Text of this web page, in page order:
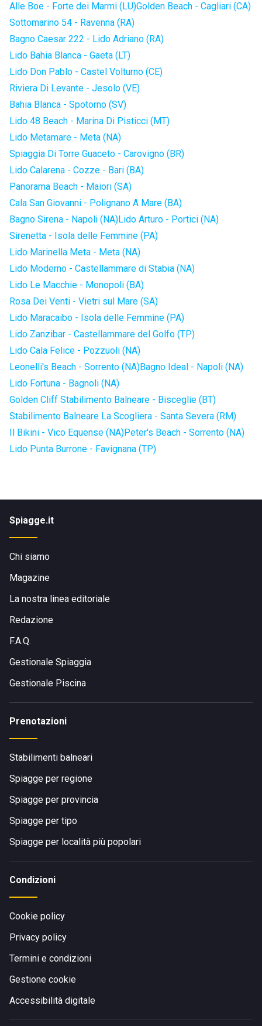
Alle Boe - Forte dei Marmi (LU)Golden Beach - Cagliari (CA)
Sottomarino 54 - Ravenna (RA)
Bagno Caesar 222 - Lido Adriano (RA)
Lido Bahia Blanca - Gaeta (LT)
Lido Don Pablo - Castel Volturno (CE)
Riviera Di Levante - Jesolo (VE)
Bahia Blanca - Spotorno (SV)
Lido 48 Beach - Marina Di Pisticci (MT)
Lido Metamare - Meta (NA)
Spiaggia Di Torre Guaceto - Carovigno (BR)
Lido Calarena - Cozze - Bari (BA)
Panorama Beach - Maiori (SA)
Cala San Giovanni - Polignano A Mare (BA)
Bagno Sirena - Napoli (NA)Lido Arturo - Portici (NA)
Sirenetta - Isola delle Femmine (PA)
Lido Marinella Meta - Meta (NA)
Lido Moderno - Castellammare di Stabia (NA)
Lido Le Macchie - Monopoli (BA)
Rosa Dei Venti - Vietri sul Mare (SA)
Lido Maracaibo - Isola delle Femmine (PA)
Lido Zanzibar - Castellammare del Golfo (TP)
Lido Cala Felice - Pozzuoli (NA)
Leonelli's Beach - Sorrento (NA)Bagno Ideal - Napoli (NA)
Lido Fortuna - Bagnoli (NA)
Golden Cliff Stabilimento Balneare - Bisceglie (BT)
Stabilimento Balneare La Scogliera - Santa Severa (RM)
Il Bikini - Vico Equense (NA)Peter's Beach - Sorrento (NA)
Lido Punta Burrone - Favignana (TP)
Spiagge.it
Chi siamo
Magazine
La nostra linea editoriale
Redazione
F.A.Q.
Gestionale Spiaggia
Gestionale Piscina
Prenotazioni
Stabilimenti balneari
Spiagge per regione
Spiagge per provincia
Spiagge per tipo
Spiagge per località più popolari
Condizioni
Cookie policy
Privacy policy
Termini e condizioni
Gestione cookie
Accessibilità digitale